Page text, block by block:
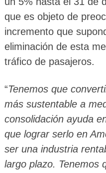
que es objeto de
incremento que
eliminación de esta
tráfico de pasajeros.
“Tenemos que
más sustentable a
consolidación ayuda
que lograr serlo en
ser una industria
largo plazo. Tenemos